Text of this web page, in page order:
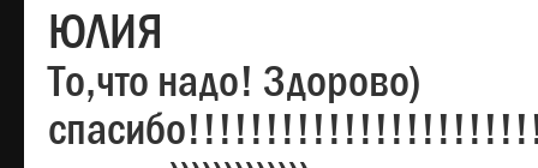
ЮЛИЯ
То,что надо! Здорово)